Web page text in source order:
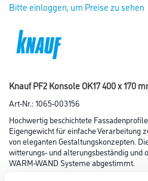
Bitte einloggen, um Preise zu sehen
Knauf PF2 Konsole OK17 400 x 170
Art-Nr.:1065-003156
Hochwertig beschichtete
Eigengewicht für einfache Verarbeitung
von eleganten Gestaltungskonzepten.
witterungs- und alterungsbeständig und
WARM-WAND Systeme abgestimmt.